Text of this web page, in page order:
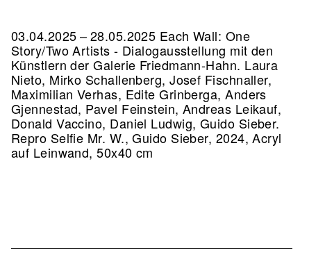
03.04.2025 – 28.05.2025 Each Wall: One
Story/Two Artists - Dialogausstellung mit den
Künstlern der Galerie Friedmann-Hahn. Laura
Nieto, Mirko Schallenberg, Josef Fischnaller,
Maximilian Verhas, Edite Grinberga, Anders
Gjennestad, Pavel Feinstein, Andreas Leikauf,
Donald Vaccino, Daniel Ludwig, Guido Sieber.
Repro Selfie Mr. W., Guido Sieber, 2024, Acryl
auf Leinwand, 50x40 cm